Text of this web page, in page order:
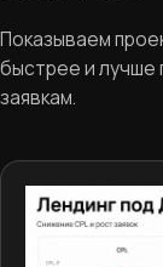
Показываем
быстрее и лучше
заявкам.